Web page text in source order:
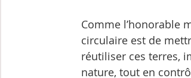
Comme l’honorable
circulaire est de
réutiliser ces terres,
nature, tout en